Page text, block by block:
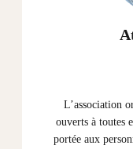
L’association
ouverts à toutes
portée aux